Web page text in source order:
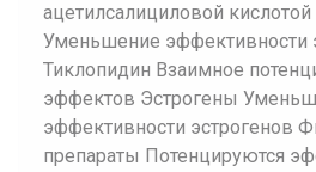
ацетилсалициловой
Уменьшение эффективности
Тиклопидин Взаимное
эффектов Эстрогены
эффективности эстрогенов
препараты Потенцируются